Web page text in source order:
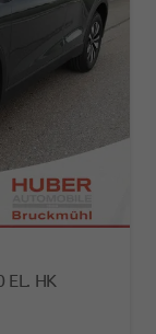
EL. HK